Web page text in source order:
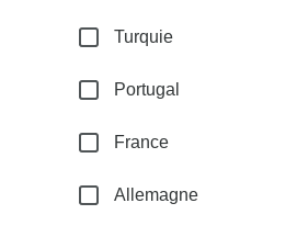
Turquie
Portugal
France
Allemagne